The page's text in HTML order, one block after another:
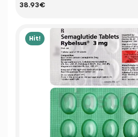
38.93€
Hit!